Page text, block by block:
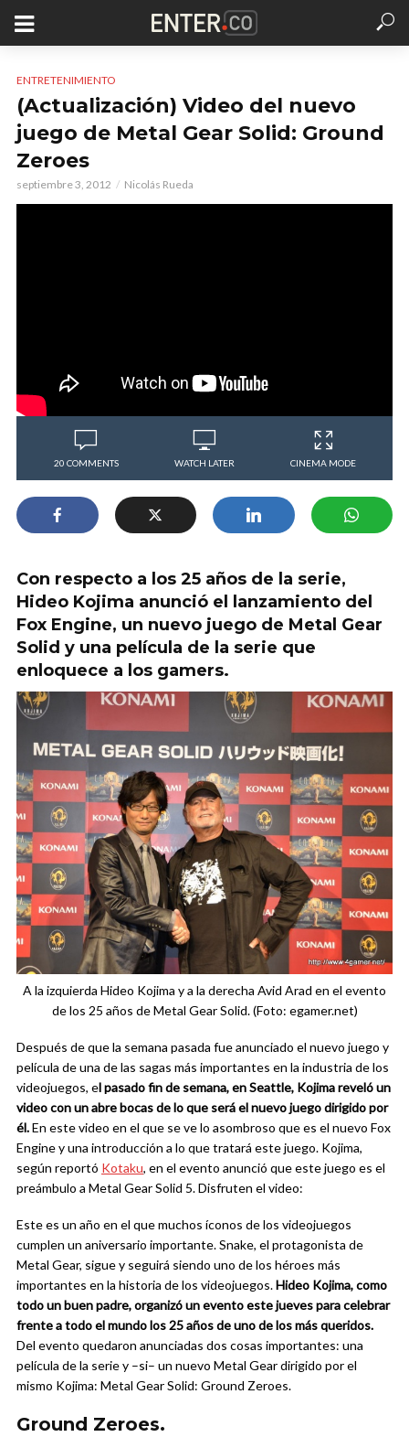
ENTRETENIMIENTO
(Actualización) Video del nuevo
juego de Metal Gear Solid: Ground
Zeroes
septiembre 3, 2012 Nicolás Rueda
20 COMMENTS WATCH LATER CINEMA MODE
Con respecto a los 25 años de la serie,
Hideo Kojima anunció el lanzamiento del
Fox Engine, un nuevo juego de Metal Gear
Solid y una película de la serie que
enloquece a los gamers.
A la izquierda Hideo Kojima y a la derecha Avid Arad en el evento
de los 25 años de Metal Gear Solid. (Foto: egamer.net)
Después de que la semana pasada fue anunciado el nuevo juego y
película de una de las sagas más importantes en la industria de los
videojuegos, el pasado fin de semana, en Seattle, Kojima reveló un
video con un abre bocas de lo que será el nuevo juego dirigido por
él.En este video en el que se ve lo asombroso que es el nuevo Fox
Engine y una introducción a lo que tratará este juego. Kojima,
según reportó Kotaku, en el evento anunció que este juego es el
preámbulo a Metal Gear Solid 5. Disfruten el video:
Este es un año en el que muchos íconos de los videojuegos
cumplen un aniversario importante. Snake, el protagonista de
Metal Gear, sigue y seguirá siendo uno de los héroes más
importantes en la historia de los videojuegos.Hideo Kojima, como
todo un buen padre, organizó un evento este jueves para celebrar
frente a todo el mundo los 25 años de uno de los más queridos.
Del evento quedaron anunciadas dos cosas importantes: una
película de la serie y –si– un nuevo Metal Gear dirigido por el
mismo Kojima: Metal Gear Solid: Ground Zeroes.
Ground Zeroes.